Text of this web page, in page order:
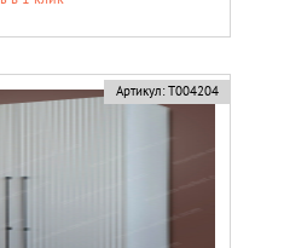
Артикул: Т004204